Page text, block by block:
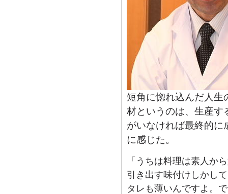
短角に惚れ込んだ人生
材というのは、生産す
がいなければ最終的に
に感じた。
「うちは料理は素人か
引き出す味付けしかし
タレも薄いんですよ。